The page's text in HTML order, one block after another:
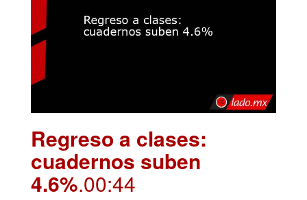
Regreso a clases:
cuadernos suben
4.6%.00:44